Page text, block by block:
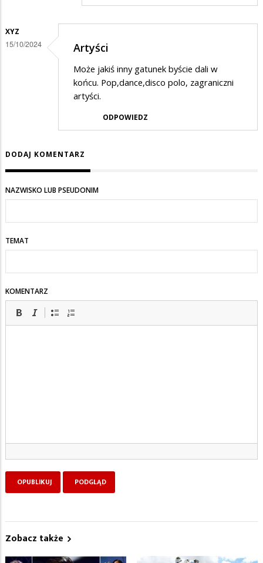
jaja
XYZ
15/10/2024 Artyści
Może jakiś inny gatunek byście dali w
końcu. Pop,dance,disco polo, zagraniczni
artyści.
ODPOWIEDZ
DODAJ KOMENTARZ
NAZWISKO LUB PSEUDONIM
TEMAT
KOMENTARZ
Zobacz także